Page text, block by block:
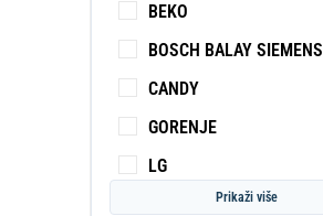
Elektroventil
Grejac
Gumeni proizvodi
BEKO
BOSCH BALAY SIEMENS
CANDY
GORENJE
LG
SAMSUNGPrikaži više